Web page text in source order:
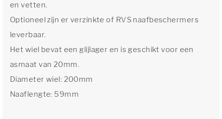
en vetten.
Optioneel zijn er verzinkte of RVS naafbeschermers
leverbaar.
Het wiel bevat een glijlager en is geschikt voor een
asmaat van 20mm.
Diameter wiel: 200mm
Naaflengte: 59mm